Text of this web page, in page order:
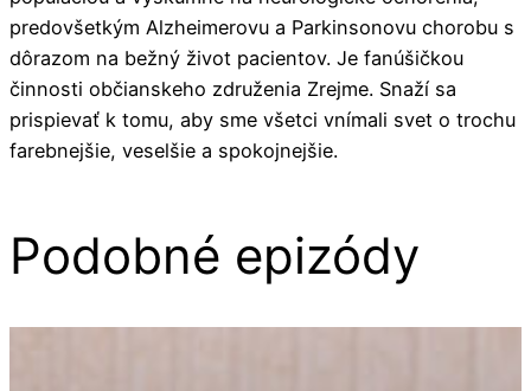
predovšetkým Alzheimerovu a Parkinsonovu chorobu s
dôrazom na bežný život pacientov. Je fanúšičkou
činnosti občianskeho združenia Zrejme. Snaží sa
prispievať k tomu, aby sme všetci vnímali svet o trochu
farebnejšie, veselšie a spokojnejšie.
Podobné epizódy